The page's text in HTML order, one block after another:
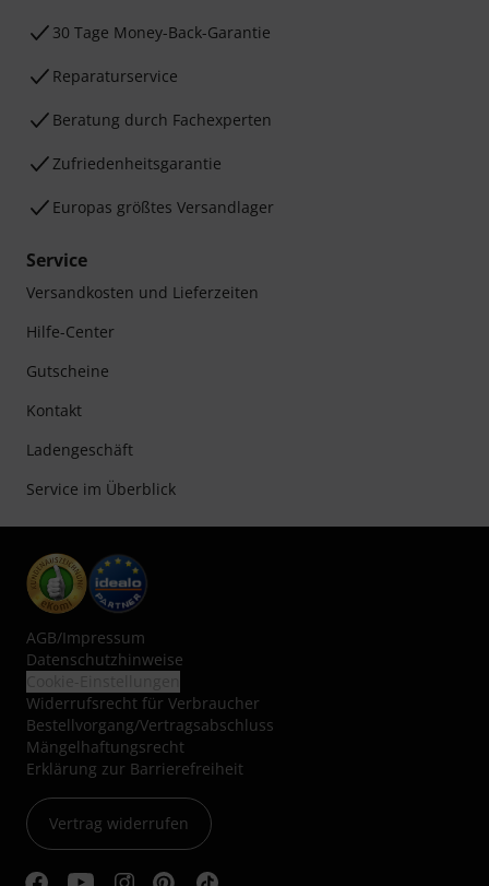
30 Tage Money-Back-Garantie
Reparaturservice
Beratung durch Fachexperten
Zufriedenheitsgarantie
Europas größtes Versandlager
Service
Versandkosten und Lieferzeiten
Hilfe-Center
Gutscheine
Kontakt
Ladengeschäft
Service im Überblick
AGB/Impressum
Datenschutzhinweise
Widerrufsrecht für Verbraucher
Bestellvorgang/Vertragsabschluss
Mängelhaftungsrecht
Erklärung zur Barrierefreiheit
Vertrag widerrufen